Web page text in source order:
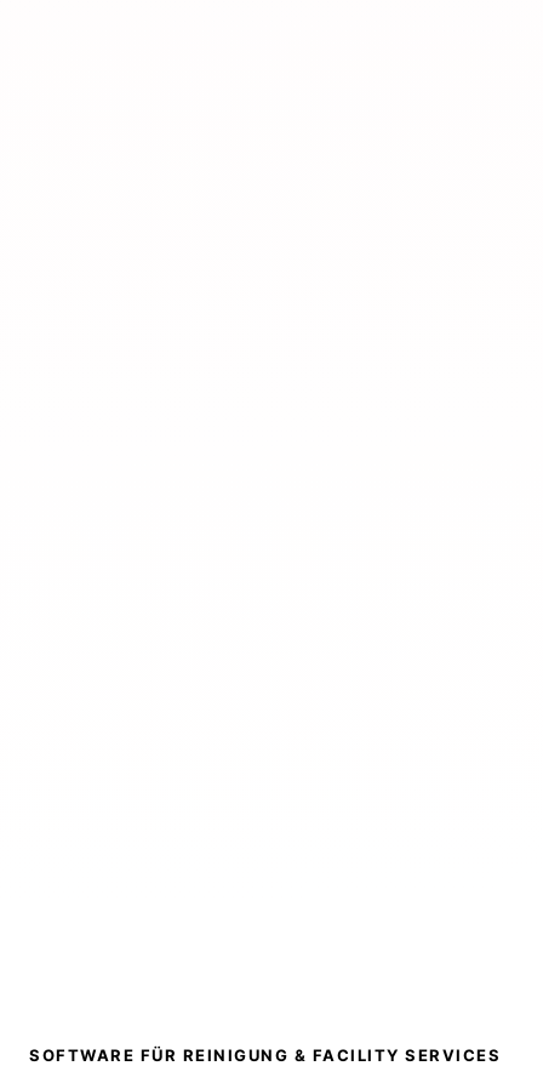
SOFTWARE FÜR REINIGUNG & FACILITY SERVICES